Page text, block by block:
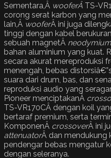
Sementara,Â wooferÂ TS-
corong serat karbon yang
lain,Â wooferÂ ini juga
tinggi dengan kabel
sebuah magnetÂ neodymium
bahan aluminium yang kuat.
secara akurat mereproduksi
menengah, bebas
suara dari drum, bas, dan
reproduksi audio yang
Pioneer menciptakanÂ
TS-VR170CÂ dengan koil
bertaraf premium, serta
KomponenÂ crossoverÂ ini
attenuatorÂ dan mendukung
pendengar bebas mengatur
dengan seleranya.